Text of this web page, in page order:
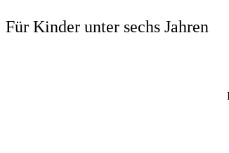
Für Kinder unter sechs Jahren